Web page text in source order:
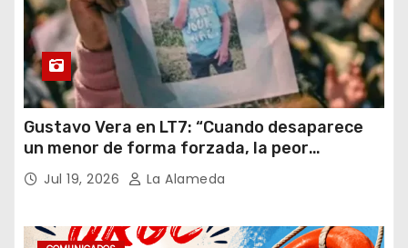
Gustavo Vera en LT7: “Cuando desaparece
un menor de forma forzada, la peor
hipótesis es trata, y así debe seguir
caratulado el caso Loan”
Jul 19, 2026 La Alameda